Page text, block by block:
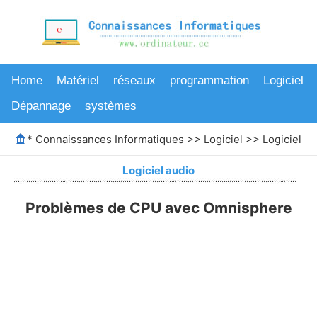
Home Matériel réseaux programmation
Logiciel
Dépannage
systèmes
* Connaissances Informatiques >> Logiciel >> Logiciel
Logiciel audio
Problèmes de CPU avec Omnisphere